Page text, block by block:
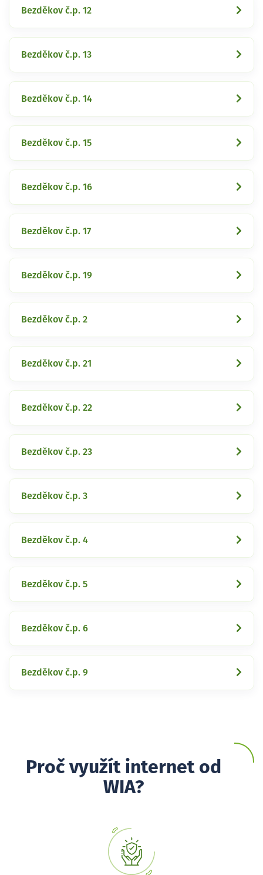
Bezděkov č.p. 12
Bezděkov č.p. 13
Bezděkov č.p. 14
Bezděkov č.p. 15
Bezděkov č.p. 16
Bezděkov č.p. 17
Bezděkov č.p. 19
Bezděkov č.p. 2
Bezděkov č.p. 21
Bezděkov č.p. 22
Bezděkov č.p. 23
Bezděkov č.p. 3
Bezděkov č.p. 4
Bezděkov č.p. 5
Bezděkov č.p. 6
Bezděkov č.p. 9
Proč využít internet od
WIA?